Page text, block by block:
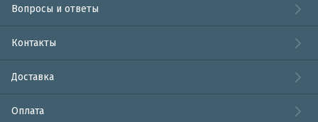
Вопросы и ответы
Контакты
Доставка
Оплата